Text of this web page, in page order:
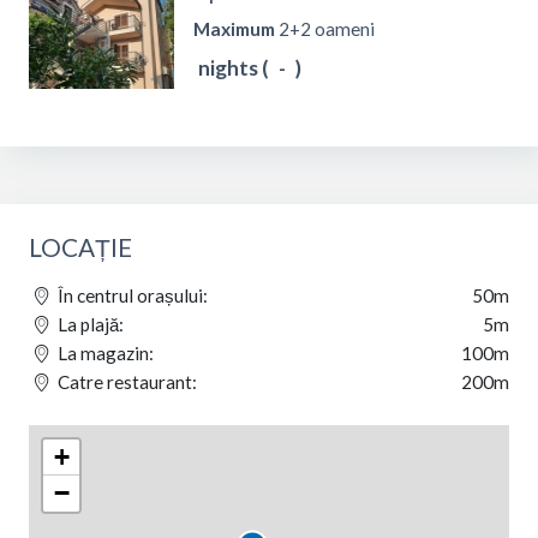
Maximum 2+2 oameni
nights ( - )
LOCAȚIE
În centrul orașului:
50m
La plajă:
5m
La magazin:
100m
Catre restaurant:
200m
+
−